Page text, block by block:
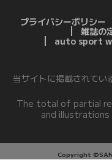
プライバシーポリシー
雑誌の
auto sport
当サイトに掲載されてい
The total of partial
and
Copyright